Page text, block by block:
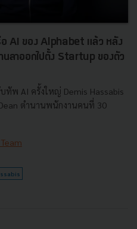
AI ของ Alphabet แล้ว หลัง
ลาออกไปตั้ง Startup ของตัว
ทัพ AI ครั้งใหญ่ Demis Hassabis
ตำนานพนักงานคนที่ 30